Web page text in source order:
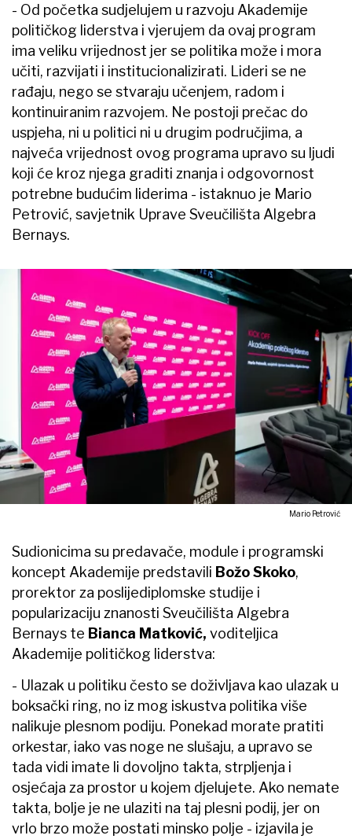
- Od početka sudjelujem u razvoju Akademije
političkog liderstva i vjerujem da ovaj program
ima veliku vrijednost jer se politika može i mora
učiti, razvijati i institucionalizirati. Lideri se ne
rađaju, nego se stvaraju učenjem, radom i
kontinuiranim razvojem. Ne postoji prečac do
uspjeha, ni u politici ni u drugim područjima, a
najveća vrijednost ovog programa upravo su ljudi
koji će kroz njega graditi znanja i odgovornost
potrebne budućim liderima - istaknuo je Mario
Petrović, savjetnik Uprave Sveučilišta Algebra
Bernays.
Mario Petrović
Sudionicima su predavače, module i programski
koncept Akademije predstavili Božo Skoko,
prorektor za poslijediplomske studije i
popularizaciju znanosti Sveučilišta Algebra
Bernays te Bianca Matković, voditeljica
Akademije političkog liderstva:
- Ulazak u politiku često se doživljava kao ulazak u
boksački ring, no iz mog iskustva politika više
nalikuje plesnom podiju. Ponekad morate pratiti
orkestar, iako vas noge ne slušaju, a upravo se
tada vidi imate li dovoljno takta, strpljenja i
osjećaja za prostor u kojem djelujete. Ako nemate
takta, bolje je ne ulaziti na taj plesni podij, jer on
vrlo brzo može postati minsko polje - izjavila je